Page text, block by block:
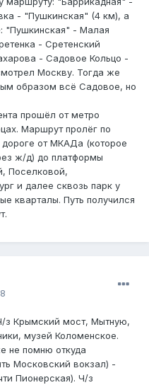
- "Пушкинская" (4 км), а
"Пушкинская" - Малая
- Сретенский
- Садовое Кольцо -
Москву. Тогда же
образом всё Садовое, но
прошёл от метро
Маршрут пролёг по
от МКАДа (которое
ж/д) до платформы
Поселковой,
и далее сквозь парк у
кварталы. Путь получился
з Крымский мост, Мытную,
музей Коломенское.
не помню откуда
Московский вокзал) -
Пионерская). Ч/з